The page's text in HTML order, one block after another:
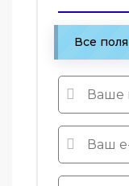
Все